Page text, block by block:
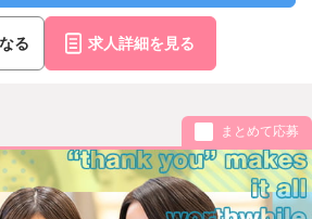
る 求人詳細を見る
まとめて応募